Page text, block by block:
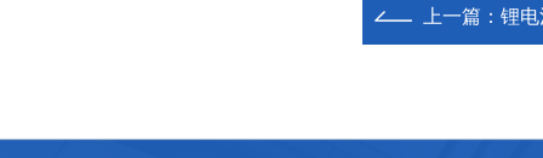
上一篇： 锂